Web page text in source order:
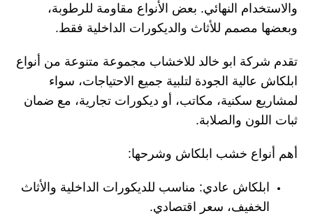
والاستخدام النهائي. بعض الأنواع مقاومة للرطوبة،
وبعضها مصمم للأثاث والديكورات الداخلية فقط.
تقدم شركة ابو خالد للاخشاب مجموعة متنوعة من أنواع
ابلكاش عالية الجودة لتلبية جميع الاحتياجات، سواء
لمشاريع سكنية، مكاتب، أو ديكورات تجارية، مع ضمان
ثبات اللون والصلابة.
أهم أنواع خشب ابلكاش وشرحها:
ابلكاش عادي: مناسب للديكورات الداخلية والأثاث
الخفيف، سعر اقتصادي.